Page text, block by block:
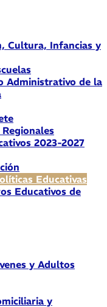
Cultura, Infancias y
Administrativo de la
2023-2027
Educativas
Educativos de
y Adultos
y